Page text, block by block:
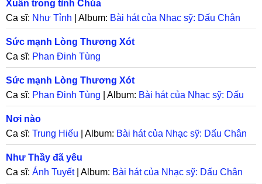
Xuân trong tình Chúa
Ca sĩ: Như Tỉnh | Album: Bài hát của Nhạc sỹ: Dấu Chân
Sức mạnh Lòng Thương Xót
Ca sĩ: Phan Đinh Tùng
Sức mạnh Lòng Thương Xót
Ca sĩ: Phan Đinh Tùng | Album: Bài hát của Nhạc sỹ: Dấu
Chân
Nơi nào
Ca sĩ: Trung Hiếu | Album: Bài hát của Nhạc sỹ: Dấu Chân
Như Thầy đã yêu
Ca sĩ: Ánh Tuyết| Album: Bài hát của Nhạc sỹ: Dấu Chân